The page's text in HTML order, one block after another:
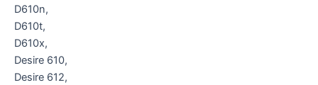
D610n,
D610t,
D610x,
Desire 610,
Desire 612,